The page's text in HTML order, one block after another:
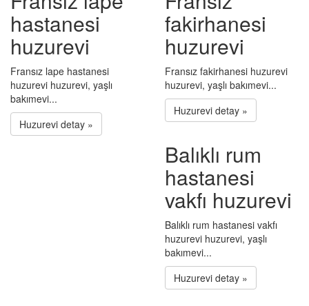
hastanesi
huzurevi
Fransız lape hastanesi
huzurevi huzurevi, yaşlı
bakımevi...
Huzurevi detay »
fakirhanesi
huzurevi
Fransız fakirhanesi huzurevi
huzurevi, yaşlı bakımevi...
Huzurevi detay »
Balıklı rum
hastanesi
vakfı huzurevi
Balıklı rum hastanesi vakfı
huzurevi huzurevi, yaşlı
bakımevi...
Huzurevi detay »